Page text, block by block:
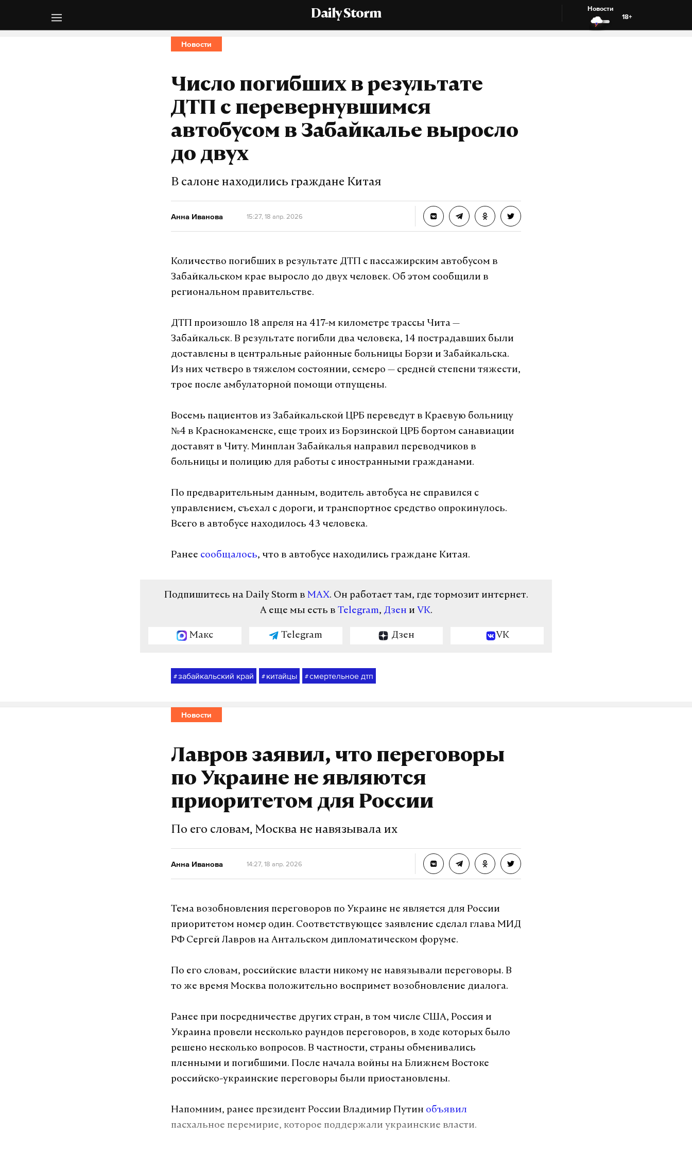
Daily Storm
Новости
18+
Новости
Число погибших в результате
ДТП с перевернувшимся
автобусом в Забайкалье выросло
до двух
В салоне находились граждане Китая
Анна Иванова 15:27, 18 апр. 2026
Количество погибших в результате ДТП с пассажирским автобусом в
Забайкальском крае выросло до двух человек. Об этом сообщили в
региональном правительстве.
ДТП произошло 18 апреля на 417-м километре трассы Чита —
Забайкальск. В результате погибли два человека, 14 пострадавших были
доставлены в центральные районные больницы Борзи и Забайкальска.
Из них четверо в тяжелом состоянии, семеро — средней степени тяжести,
трое после амбулаторной помощи отпущены.
Восемь пациентов из Забайкальской ЦРБ переведут в Краевую больницу
№4 в Краснокаменске, еще троих из Борзинской ЦРБ бортом санавиации
доставят в Читу. Минплан Забайкалья направил переводчиков в
больницы и полицию для работы с иностранными гражданами.
По предварительным данным, водитель автобуса не справился с
управлением, съехал с дороги, и транспортное средство опрокинулось.
Всего в автобусе находилось 43 человека.
Ранее сообщалось, что в автобусе находились граждане Китая.
Подпишитесь на Daily Storm в MAX. Он работает там, где тормозит интернет.
А еще мы есть в Telegram, Дзен и VK.
Макс Telegram Дзен VK
#забайкальский край # китайцы #смертельное дтп
Новости
Лавров заявил, что переговоры
по Украине не являются
приоритетом для России
По его словам, Москва не навязывала их
Анна Иванова 14:27, 18 апр. 2026
Тема возобновления переговоров по Украине не является для России
приоритетом номер один. Соответствующее заявление сделал глава МИД
РФ Сергей Лавров на Антальском дипломатическом форуме.
По его словам, российские власти никому не навязывали переговоры. В
то же время Москва положительно воспримет возобновление диалога.
Ранее при посредничестве других стран, в том числе США, Россия и
Украина провели несколько раундов переговоров, в ходе которых было
решено несколько вопросов. В частности, страны обменивались
пленными и погибшими. После начала войны на Ближнем Востоке
российско-украинские переговоры были приостановлены.
Напомним, ранее президент России Владимир Путин объявил
пасхальное перемирие, которое поддержали украинские власти.